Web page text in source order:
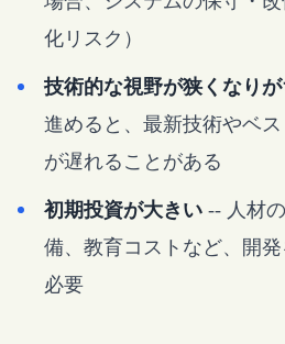
化リスク）
技術的な視野が狭くなりが
進めると、最新技術やベ
が遅れることがある
初期投資が大きい -- 人材
備、教育コストなど、開
必要